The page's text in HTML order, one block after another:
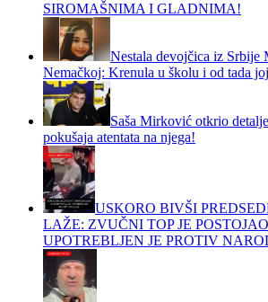
SIROMAŠNIMA I GLADNIMA!
Nestala devojčica iz Srbije
Nemačkoj: Krenula u školu i od tada
Saša Mirković otkrio
pokušaja atentata na njega!
USKORO BIVŠI
LAŽE: ZVUČNI TOP JE
UPOTREBLJEN JE PROTIV